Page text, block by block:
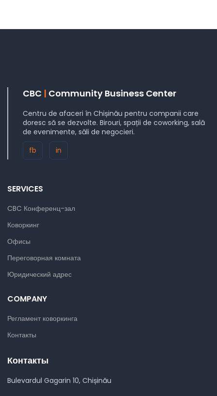
CBC | Community Business Center
Centru de afaceri în Chișinău pentru companii care
doresc să se dezvolte. Birouri, spații de coworking, sală
de evenimente, săli de negocieri.
fb
in
SERVICES
CBC Конференц-зал
Коворкинг
Офисы
Переговорная комната
Юридический адрес
COMPANY
Регламент коворкинга
Контакты
Контакты
Bulevardul Gagarin 10, Chișinău